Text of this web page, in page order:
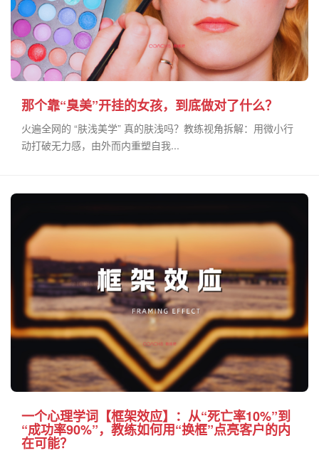
那个靠“臭美”开挂的女孩，到底做对了什么？
火遍全网的 “肤浅美学” 真的肤浅吗？教练视角拆解：用微小行
动打破无力感，由外而内重塑自我...
一个心理学词【框架效应】：从“死亡率10%”到
“成功率90%”，教练如何用“换框”点亮客户的内
在可能？